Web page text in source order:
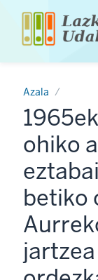
main
Azala
ohiko
betiko